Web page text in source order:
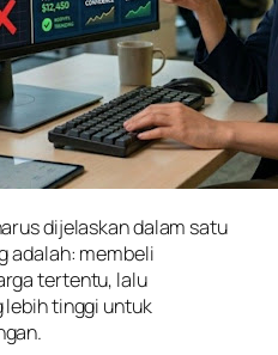
dijelaskan dalam satu
adalah: membeli
tertentu, lalu
lebih tinggi untuk